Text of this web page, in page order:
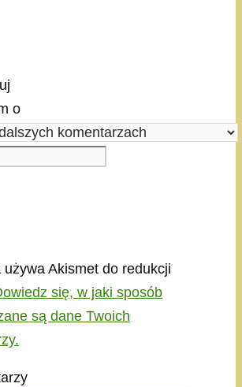
o
używa Akismet do redukcji
się, w jaki sposób
są dane Twoich